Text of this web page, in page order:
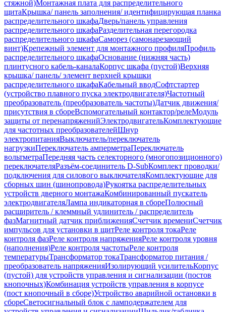
стяжной)Монтажная плата для распределительного
щитаКрышка/ панель заполнения/ идентифицирующая планка
распределительного шкафаДверь/панель управления
распределительного шкафаРазделительная перегородка
распределительного шкафаСаморез (самонарезающий
винт)Крепежный элемент для монтажного профиляПрофиль
распределительного шкафаОснование (нижняя часть)
плинтусного кабель-каналаКорпус шкафа (пустой)Верхняя
крышка/ панель/ элемент верхней крышки
распределительного шкафаКабельный вводСофтстартер
(устройство плавного пуска электродвигателя)Частотный
преобразователь (преобразователь частоты)Датчик движения/
присутствия в сбореВспомогательный контактор/релеМодуль
защиты от перенапряженийЭлектродвигательКомплектующие
для частотных преобразователейШнур
электропитанияВыключатель/переключатель
нагрузкиПереключатель амперметраПереключатель
вольтметраПередняя часть селекторного (многопозиционного)
переключателяРазъём-соединитель D-SubКомплект проводки/
подключения для силового выключателяКомплектующие для
сборных шин (шинопровода)Рукоятка распределительных
устройств дверного монтажаКомбинированный пускатель
электродвигателяЛампа индикаторная в сбореПолюсный
расширитель / клеммный удлинитель / распределитель
фазМагнитный датчик приближенияСчетчик времениСчетчик
импульсов для установки в щитРеле контроля токаРеле
контроля фазРеле контроля напряженияРеле контроля уровня
(наполнения)Реле контроля частотыРеле контроля
температурыТрансформатор токаТрансформатор питания /
преобразователь напряженияИзолирующий усилительКорпус
(пустой) для устройств управления и сигнализации (постов
кнопочных)Комбинация устройств управления в корпусе
(пост кнопочный в сборе)Устройство аварийной остановки в
сбореСветосигнальный блок с ламподержателем для